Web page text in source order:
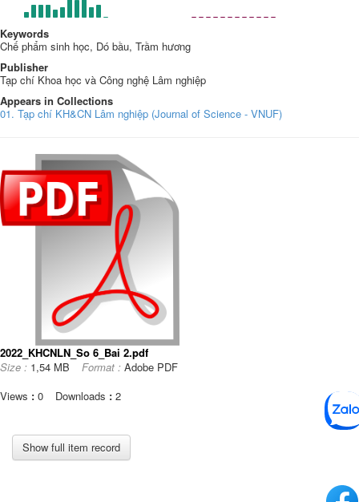
Keywords
Chế phẩm sinh học, Dó bầu, Trầm hương
Publisher
Tạp chí Khoa học và Công nghệ Lâm nghiệp
Appears in Collections
01. Tạp chí KH&CN Lâm nghiệp (Journal of Science - VNUF)
2022_KHCNLN_So 6_Bai 2.pdf
Size : 1,54 MB Format : Adobe PDF
Views : 0 Downloads : 2
Show full item record